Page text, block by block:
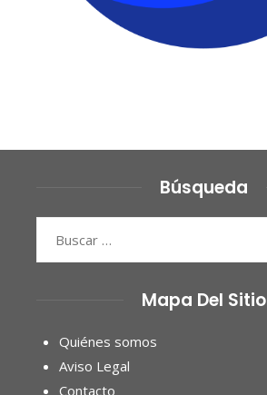
Búsqueda
Mapa Del Sitio
Quiénes somos
Aviso Legal
Contacto